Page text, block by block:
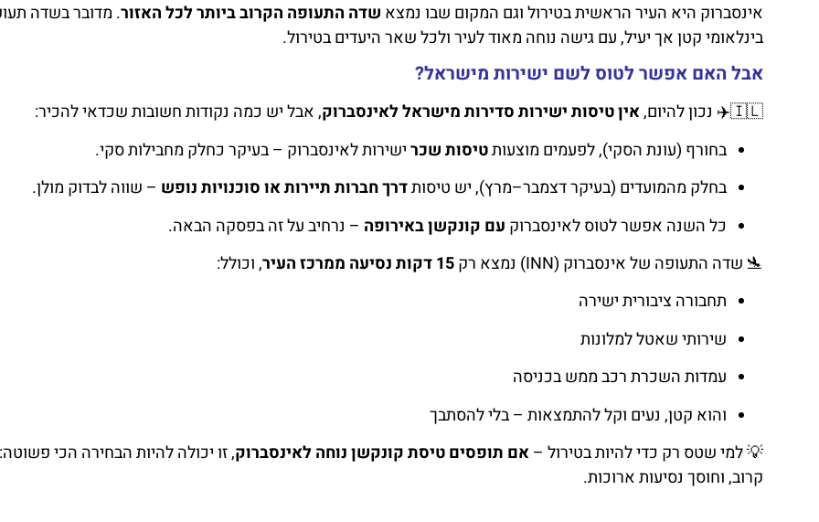
אינסברוק היא העיר הראשית בטירול וגם המקום שבו נמצא שדה התעופה הקרוב ביותר לכל האזור. מדובר בשדה
בינלאומי קטן אך יעיל, עם גישה נוחה מאוד לעיר ולכל שאר היעדים בטירול.
אבל האם אפשר לטוס לשם ישירות מישראל?
🇮🇱✈️ נכון להיום, אין טיסות ישירות סדירות מישראל לאינסברוק, אבל יש כמה נקודות חשובות שכדאי להכיר:
בחורף (עונת הסקי), לפעמים מוצעותטיסות שכרישירות לאינסברוק – בעיקר כחלק מחבילות סקי.
בחלק מהמועדים (בעיקר דצמבר–מרץ), יש טיסותדרך חברות תיירות או סוכנויות נופש – שווה לבדוק מולן.
כל השנה אפשר לטוס לאינסברוק עם קונקשן באירופה – נרחיב על זה בפסקה הבאה.
🛬 שדה התעופה של אינסברוק (INN) נמצא רק
15 דקות נסיעה ממרכז העיר
, וכולל:
תחבורה ציבורית ישירה
שירותי שאטל למלונות
עמדות השכרת רכב ממש בכניסה
והוא קטן, נעים וקל להתמצאות – בלי להסתבך
💡 למי שטס רק כדי להיות בטירול –אם תופסים טיסת קונקשן נוחה לאינסברוק, זו יכולה להיות הבחירה הכי
קרוב, וחוסך נסיעות ארוכות.